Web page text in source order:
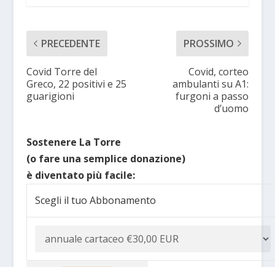
PRECEDENTE
Covid Torre del
Greco, 22 positivi e 25
guarigioni
PROSSIMO
Covid, corteo
ambulanti su A1:
furgoni a passo
d’uomo
Sostenere La Torre
(o fare una semplice donazione)
è diventato più facile:
Scegli il tuo Abbonamento